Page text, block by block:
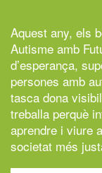
Aquest any, els
Autisme amb
d’esperança,
persones amb
tasca dona
treballa perquè
aprendre i viure
societat més